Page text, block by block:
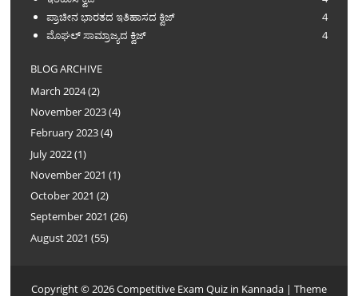
ಪ್ರಾಚೀನ ಭಾರತದ ಇತಿಹಾಸದ ಕ್ವಿಜ್
4
ಮೊಘಲ್ ಸಾಮ್ರಾಜ್ಯದ ಕ್ವಿಜ್
4
BLOG ARCHIVE
March 2024(2)
November 2023(4)
February 2023(4)
July 2022(1)
November 2021 (1)
October 2021 (2)
September 2021 (26)
August 2021 (55)
Copyright ©2026Competitive Exam Quiz in Kannada | Theme